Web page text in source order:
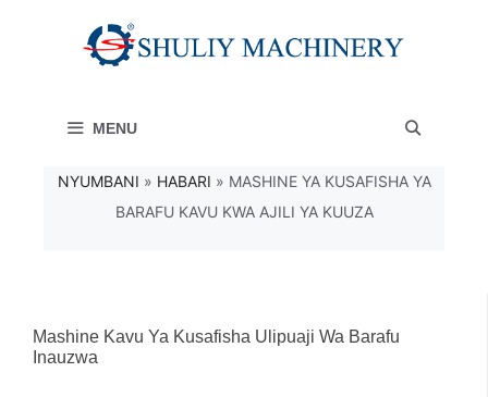
MENU
NYUMBANI » HABARI » MASHINE YA KUSAFISHA YA
BARAFU KAVU KWA AJILI YA KUUZA
Mashine Kavu Ya Kusafisha Ulipuaji Wa Barafu
Inauzwa